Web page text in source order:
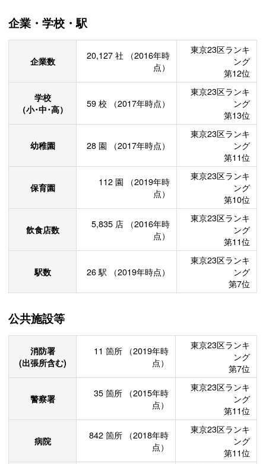
企業・学校・駅
企業数 20,127 社
（2016年時
点）
東京23区ランキ
ング
第12位
学校
（小･中･高）
59 校 （2017年時点）
東京23区ランキ
ング
第13位
幼稚園 28 園 （2017年時点）
東京23区ランキ
ング
第11位
保育園 112 園
（2019年時
点）
東京23区ランキ
ング
第10位
飲食店数 5,835 店
（2016年時
点）
東京23区ランキ
ング
第11位
駅数 26駅 （2019年時点）
東京23区ランキ
ング
第7位
公共施設等
消防署
(出張所含む)
11 箇所
（2019年時
点）
東京23区ランキ
ング
第7位
警察署 35 箇所
（2015年時
点）
東京23区ランキ
ング
第11位
病院 842 箇所
（2018年時
点）
東京23区ランキ
ング
第11位